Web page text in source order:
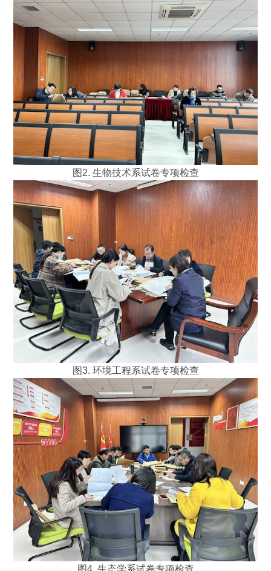
图2. 生物技术系试卷专项检查
图3. 环境工程系试卷专项检查
图4. 生态学系试卷专项检查